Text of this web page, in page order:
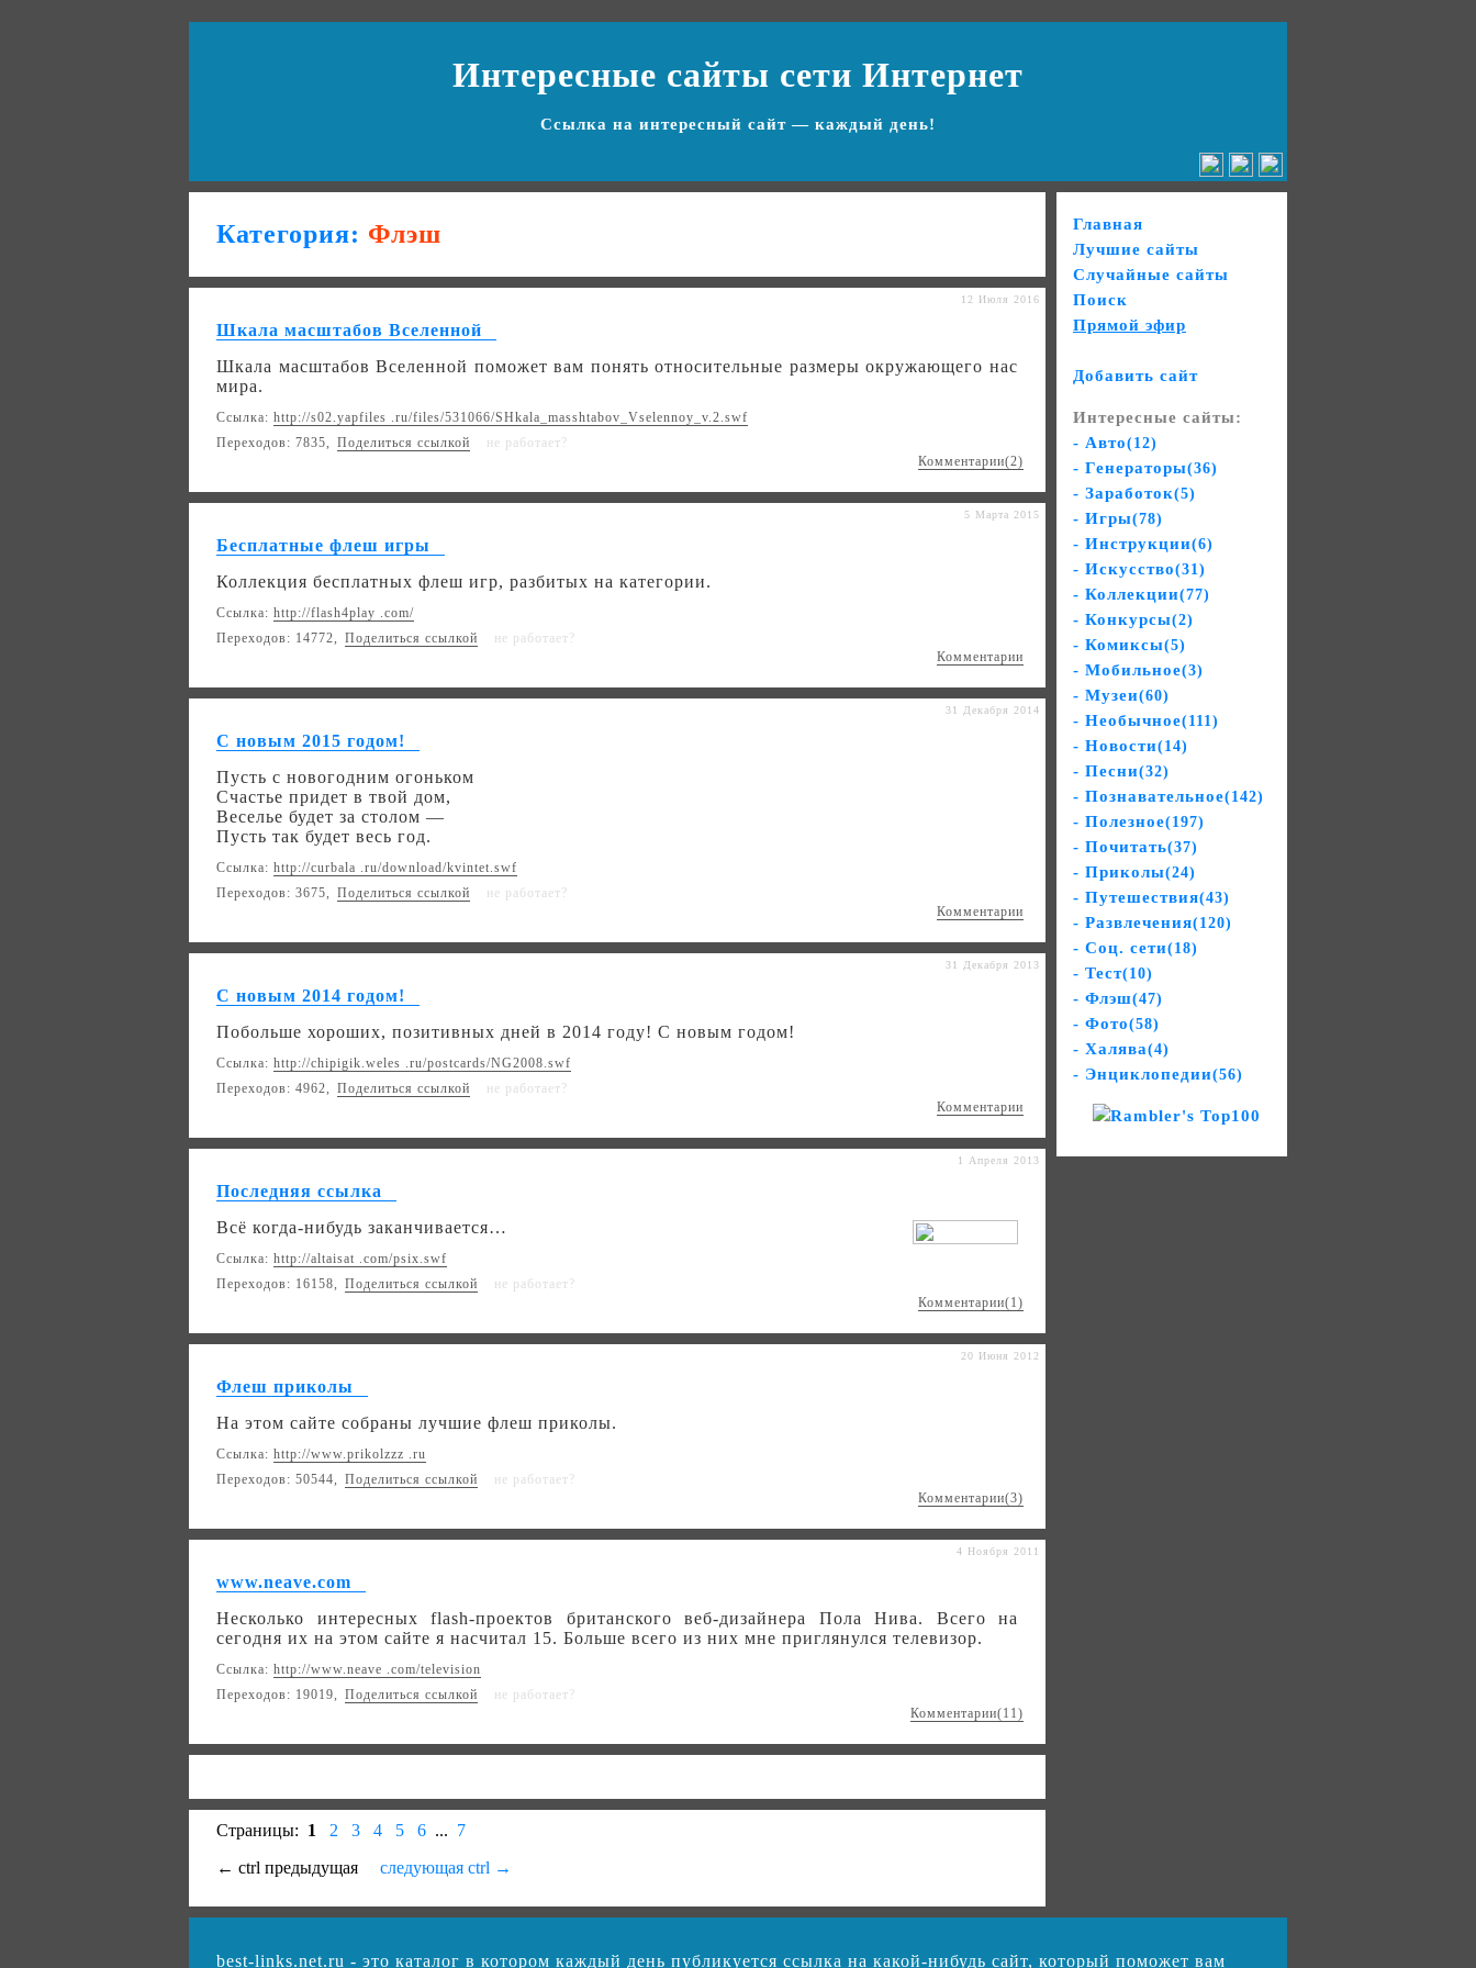
Интересные сайты сети Интернет
Ссылка на интересный сайт — каждый день!
Категория: Флэш
Шкала масштабов Вселенной
Шкала масштабов Вселенной поможет вам понять относительные размеры окружающего нас
мира.
Ссылка: http://s02.yapfiles .ru/files/531066/SHkala_masshtabov_Vselennoy_v.2.swf
Переходов: 7835,
Поделиться ссылкой не работает?
12 Июля 2016
Комментарии(2)
Бесплатные флеш игры
Коллекция бесплатных флеш игр, разбитых на категории.
Ссылка: http://flash4play .com/
Переходов: 14772,
Поделиться ссылкой не работает?
5 Марта 2015
Комментарии
С новым 2015 годом!
Пусть с новогодним огоньком
Счастье придет в твой дом,
Веселье будет за столом —
Пусть так будет весь год.
Ссылка: http://curbala .ru/download/kvintet.swf
Переходов: 3675,
Поделиться ссылкой не работает?
31 Декабря 2014
Комментарии
С новым 2014 годом!
Побольше хороших, позитивных дней в 2014 году! С новым годом!
Ссылка: http://chipigik.weles .ru/postcards/NG2008.swf
Переходов: 4962,
Поделиться ссылкой не работает?
31 Декабря 2013
Комментарии
Последняя ссылка
Всё когда-нибудь заканчивается…
Ссылка: http://altaisat .com/psix.swf
Переходов: 16158,
Поделиться ссылкой не работает?
1 Апреля 2013
Комментарии(1)
Флеш приколы
На этом сайте собраны лучшие флеш приколы.
Ссылка: http://www.prikolzzz .ru
Переходов: 50544,
Поделиться ссылкой не работает?
20 Июня 2012
Комментарии(3)
www.neave.com
Несколько интересных flash-проектов британского веб-дизайнера Пола Нива. Всего на
сегодня их на этом сайте я насчитал 15. Больше всего из них мне приглянулся телевизор.
Ссылка: http://www.neave .com/television
Переходов: 19019,
Поделиться ссылкой не работает?
4 Ноября 2011
Комментарии(11)
Страницы: 1 2 3 4 5 6 ... 7
← ctrl предыдущая следующая ctrl →
Главная
Лучшие сайты
Случайные сайты
Поиск
Прямой эфир
Добавить сайт
Интересные сайты:
- Авто(12)
- Генераторы(36)
- Заработок(5)
- Игры(78)
- Инструкции(6)
- Искусство(31)
- Коллекции(77)
- Конкурсы(2)
- Комиксы(5)
- Мобильное(3)
- Музеи(60)
- Необычное(111)
- Новости(14)
- Песни(32)
- Познавательное(142)
- Полезное(197)
- Почитать(37)
- Приколы(24)
- Путешествия(43)
- Развлечения(120)
- Соц. сети(18)
- Тест(10)
- Флэш(47)
- Фото(58)
- Халява(4)
- Энциклопедии(56)
best-links.net.ru - это каталог в котором каждый день публикуется ссылка на какой-нибудь сайт, который поможет вам